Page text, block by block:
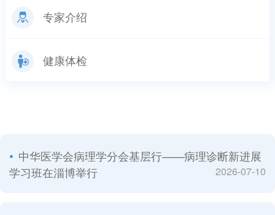
专家介绍
健康体检
中华医学会病理学分会基层行——病理诊断新进展
学习班在淄博举行
2026-07-10